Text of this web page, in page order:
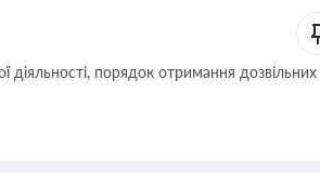
діяльності, порядок отримання дозвільних